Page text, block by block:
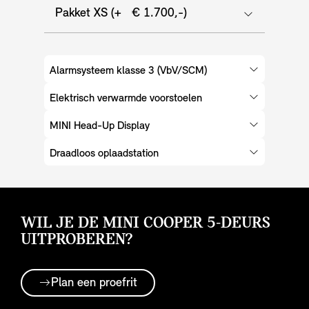
Pakket XS (+ € 1.700,-)
Alarmsysteem klasse 3 (VbV/SCM)
Elektrisch verwarmde voorstoelen
MINI Head-Up Display
Draadloos oplaadstation
WIL JE DE MINI COOPER 5-DEURS
UITPROBEREN?
Plan een proefrit